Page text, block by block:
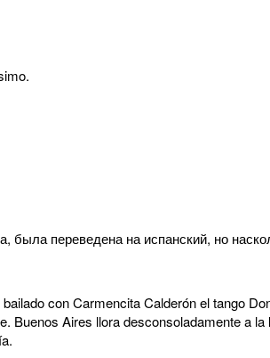
была переведена на испанский, но
con Carmencita Calderón el tango
Buenos Aires llora desconsoladamente a